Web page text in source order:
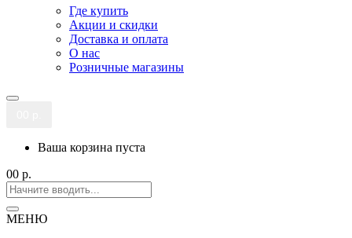
Где купить
Акции и скидки
Доставка и оплата
О нас
Розничные магазины
Ваша корзина пуста
00 р.
МЕНЮ